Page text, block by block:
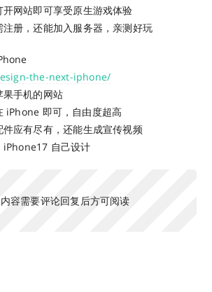
网站即可享受原生游戏体验
册，还能加入服务器，亲测好玩
the-next-iphone/
手机的网站
iPhone 即可，自由度超高
件应有尽有，还能生成宣传视频
iPhone17 自己设计
容需要评论回复后方可阅读